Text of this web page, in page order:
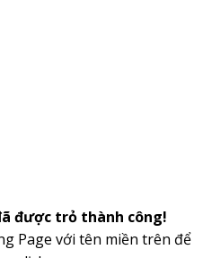
được trỏ thành công!
Page với tên miền trên để